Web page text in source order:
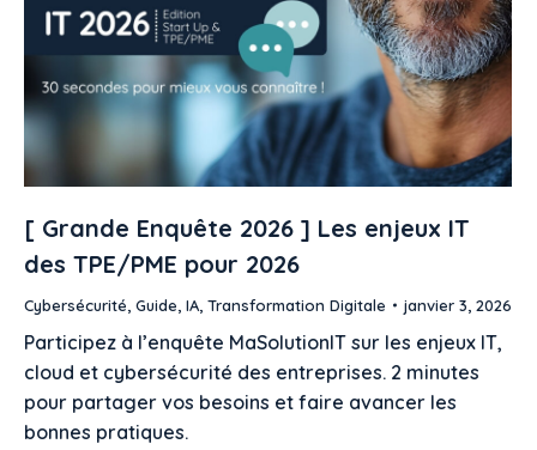
[ Grande Enquête 2026 ] Les enjeux IT
des TPE/PME pour 2026
Cybersécurité, Guide, IA, Transformation Digitale janvier 3, 2026
Participez à l’enquête MaSolutionIT sur les enjeux IT,
cloud et cybersécurité des entreprises. 2 minutes
pour partager vos besoins et faire avancer les
bonnes pratiques.